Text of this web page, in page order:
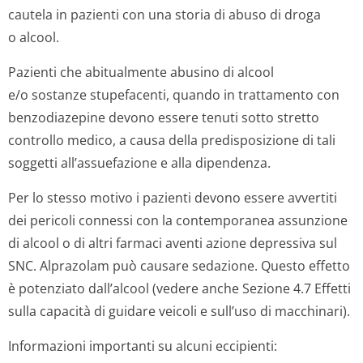
cautela in pazienti con una storia di abuso di droga
o alcool.
Pazienti che abitualmente abusino di alcool
e/o sostanze stupefacenti, quando in trattamento con
benzodiazepine devono essere tenuti sotto stretto
controllo medico, a causa della predisposizione di tali
soggetti all’assuefazione e alla dipendenza.
Per lo stesso motivo i pazienti devono essere avvertiti
dei pericoli connessi con la contemporanea assunzione
di alcool o di altri farmaci aventi azione depressiva sul
SNC. Alprazolam può causare sedazione. Questo effetto
è potenziato dall’alcool (vedere anche Sezione 4.7 Effetti
sulla capacità di guidare veicoli e sull’uso di macchinari).
Informazioni importanti su alcuni eccipienti: